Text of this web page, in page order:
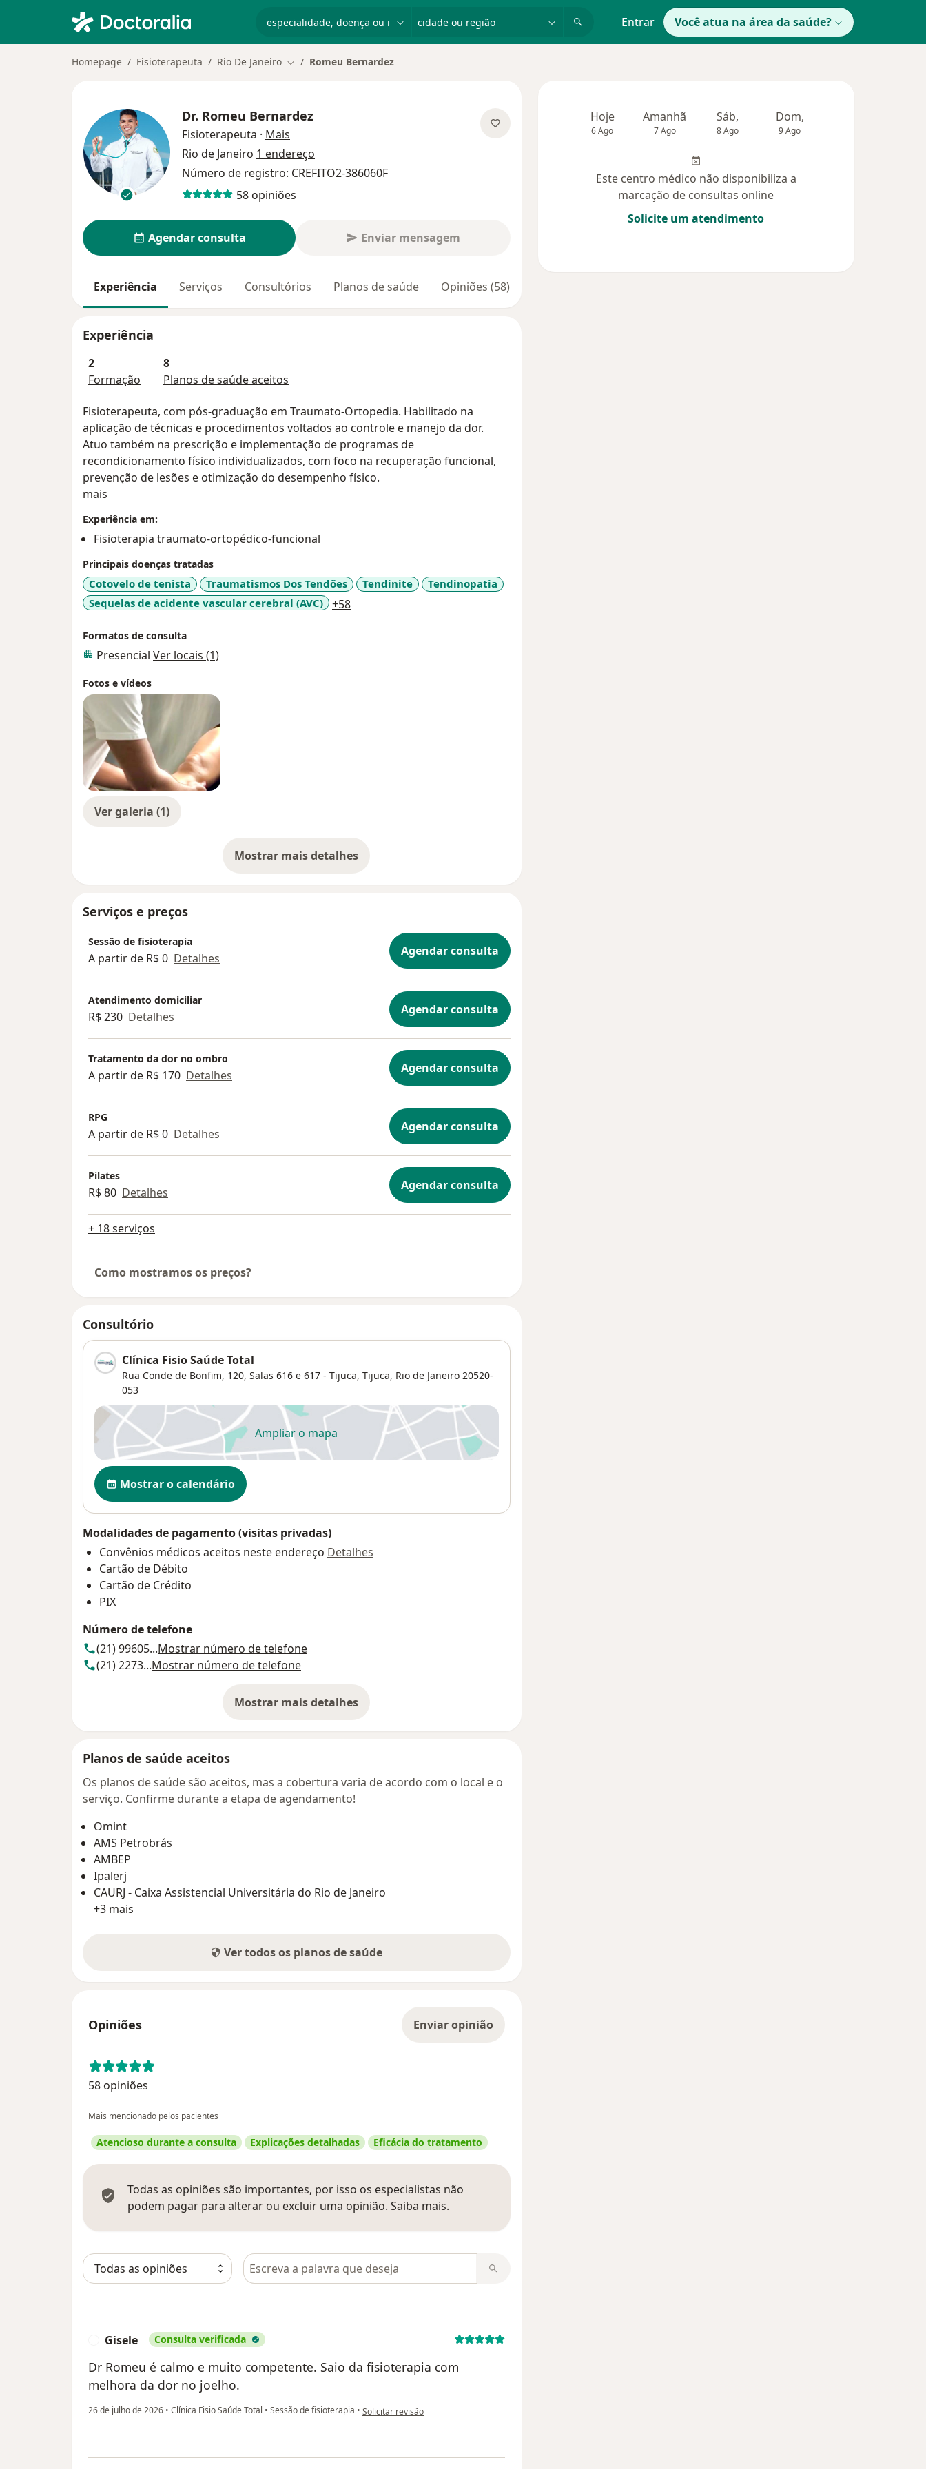
Entrar Você atua na área da saúde?
Homepage Fisioterapeuta Rio De Janeiro Mudar de cidade
Romeu Bernardez
Dr. Romeu Bernardez
Fisioterapeuta · Mais
Rio de Janeiro 1 endereço
Número de registro: CREFITO2-386060F
58 opiniões
Agendar consulta Enviar mensagem
Experiência Serviços Consultórios Planos de saúde Opiniões (58)
Experiência
2
Formação
8
Planos de saúde aceitos
Fisioterapeuta, com pós-graduação em Traumato-Ortopedia. Habilitado na
aplicação de técnicas e procedimentos voltados ao controle e manejo da dor.
Atuo também na prescrição e implementação de programas de
recondicionamento físico individualizados, com foco na recuperação funcional,
prevenção de lesões e otimização do desempenho físico.
mais
Experiência em:
Fisioterapia traumato-ortopédico-funcional
Principais doenças tratadas
Cotovelo de tenista Traumatismos Dos Tendões Tendinite
Tendinopatia
Sequelas de acidente vascular cerebral (AVC)
+58a11y_sr_more_diseases
Formatos de consulta
Presencial Ver locais (1)
Fotos e vídeos
Ver galeria (1)
Mostrar mais detalhes
sobre a experiência
Serviços e preços
Sessão de fisioterapia
A partir de R$ 0 Detalhes Agendar consulta
Atendimento domiciliar
R$ 230 Detalhes Agendar consulta
Tratamento da dor no ombro
A partir de R$ 170 Detalhes Agendar consulta
RPG
A partir de R$ 0 Detalhes Agendar consulta
Pilates
R$ 80 Detalhes Agendar consulta
+ 18 serviços
Como mostramos os preços?
Consultório
Clínica Fisio Saúde Total
Rua Conde de Bonfim, 120, Salas 616 e 617 - Tijuca, Tijuca, Rio de Janeiro 20520-
053
Ampliar o mapaabre num novo separador
Disponibilidade
Mostrar o calendário
Modalidades de pagamento (visitas privadas)
Convênios médicos aceitos neste endereço Detalhes
Cartão de Débito
Cartão de Crédito
PIX
Número de telefone
(21) 99605...Mostrar número de telefone
(21) 2273...Mostrar número de telefone
Mostrar mais detalhes
sobre o endereço
Planos de saúde aceitos
Os planos de saúde são aceitos, mas a cobertura varia de acordo com o local e o
serviço. Confirme durante a etapa de agendamento!
Omint
AMS Petrobrás
AMBEP
Ipalerj
CAURJ - Caixa Assistencial Universitária do Rio de Janeiro
+3 mais
Ver todos os planos de saúde
Opiniões Enviar opinião
58 opiniões
Mais mencionado pelos pacientes
Atencioso durante a consulta Explicações detalhadas Eficácia do tratamento
Todas as opiniões são importantes, por isso os especialistas não
podem pagar para alterar ou excluir uma opinião. Saiba mais.
Pesquisar em opiniões
Gisele Consulta verificada
Dr Romeu é calmo e muito competente. Saio da fisioterapia com
melhora da dor no joelho.
26 de julho de 2026 • Clínica Fisio Saúde Total • Sessão de fisioterapia • na opinião do utilizador Gisele
Solicitar revisão
Hoje
6 Ago
Amanhã
7 Ago
Sáb,
8 Ago
Dom,
9 Ago
Este centro médico não disponibiliza a
marcação de consultas online
Solicite um atendimento